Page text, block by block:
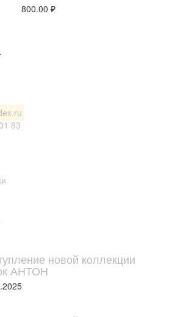
800.00 ₽
83
новой коллекции
АНТОН